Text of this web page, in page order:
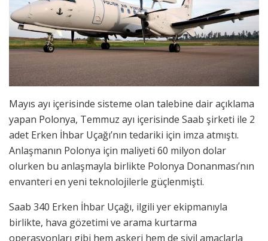
Mayıs ayı içerisinde sisteme olan talebine dair açıklama
yapan Polonya, Temmuz ayı içerisinde Saab şirketi ile 2
adet Erken İhbar Uçağı’nın tedariki için imza atmıştı.
Anlaşmanın Polonya için maliyeti 60 milyon dolar
olurken bu anlaşmayla birlikte Polonya Donanması’nın
envanteri en yeni teknolojilerle güçlenmişti.
Saab 340 Erken İhbar Uçağı, ilgili yer ekipmanıyla
birlikte, hava gözetimi ve arama kurtarma
operasyonları gibi hem askeri hem de sivil amaçlarla